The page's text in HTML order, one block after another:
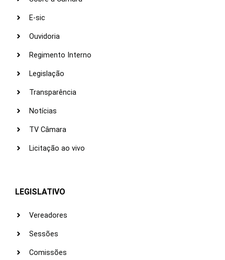
E-sic
Ouvidoria
Regimento Interno
Legislação
Transparência
Notícias
TV Câmara
Licitação ao vivo
LEGISLATIVO
Vereadores
Sessões
Comissões